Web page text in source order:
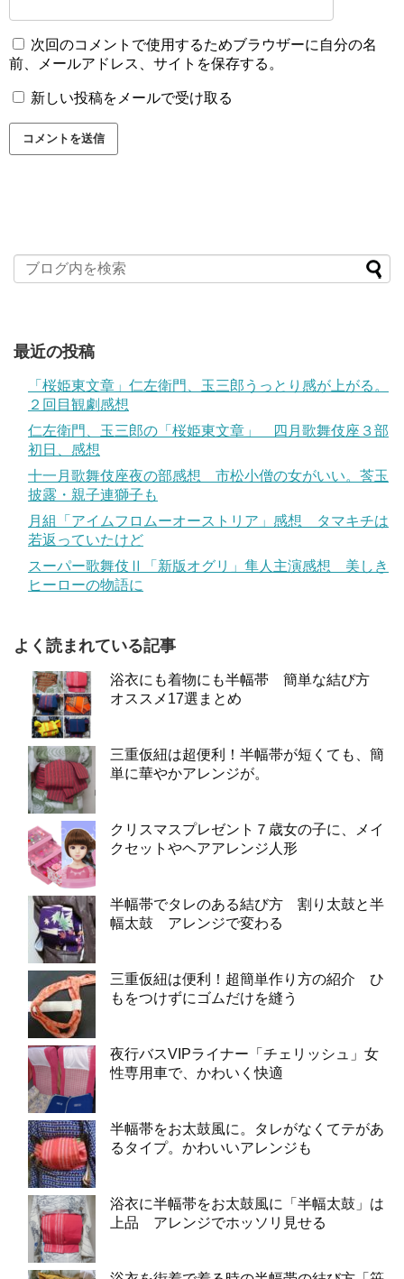
次回のコメントで使用するためブラウザーに自分の名
前、メールアドレス、サイトを保存する。
新しい投稿をメールで受け取る
最近の投稿
「桜姫東文章」仁左衛門、玉三郎うっとり感が上がる。
２回目観劇感想
仁左衛門、玉三郎の「桜姫東文章」 四月歌舞伎座３部
初日、感想
十一月歌舞伎座夜の部感想 市松小僧の女がいい。莟玉
披露・親子連獅子も
月組「アイムフロムーオーストリア」感想 タマキチは
若返っていたけど
スーパー歌舞伎Ⅱ「新版オグリ」隼人主演感想 美しき
ヒーローの物語に
よく読まれている記事
浴衣にも着物にも半幅帯 簡単な結び方
オススメ17選まとめ
三重仮紐は超便利！半幅帯が短くても、簡
単に華やかアレンジが。
クリスマスプレゼント７歳女の子に、メイ
クセットやヘアアレンジ人形
半幅帯でタレのある結び方 割り太鼓と半
幅太鼓 アレンジで変わる
三重仮紐は便利！超簡単作り方の紹介 ひ
もをつけずにゴムだけを縫う
夜行バスVIPライナー「チェリッシュ」女
性専用車で、かわいく快適
半幅帯をお太鼓風に。タレがなくてテがあ
るタイプ。かわいいアレンジも
浴衣に半幅帯をお太鼓風に「半幅太鼓」は
上品 アレンジでホッソリ見せる